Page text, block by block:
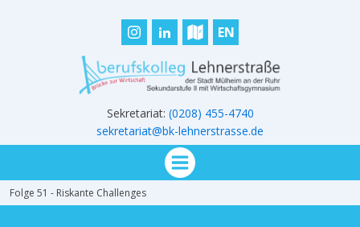
EN
Sekretariat: (0208) 455-4740
sekretariat@bk-lehnerstrasse.de
Folge 51 - Riskante Challenges